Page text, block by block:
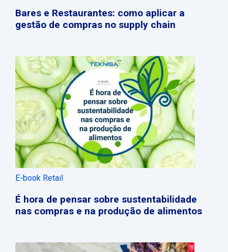
Bares e Restaurantes: como aplicar a
gestão de compras no supply chain
E-book Retail
É hora de pensar sobre sustentabilidade
nas compras e na produção de alimentos